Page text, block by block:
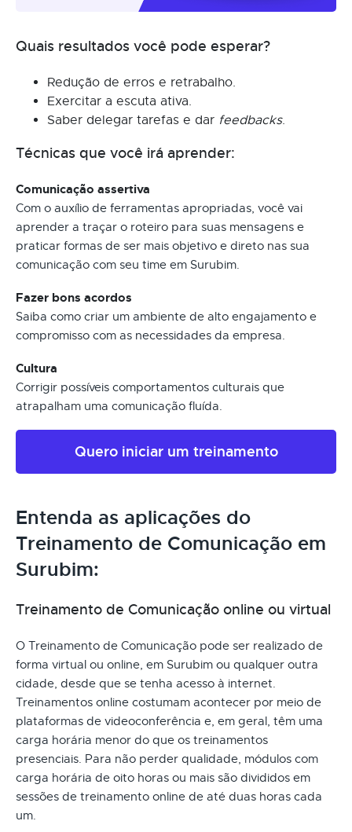
Quais resultados você pode esperar?
Redução de erros e retrabalho.
Exercitar a escuta ativa.
Saber delegar tarefas e dar feedbacks.
Técnicas que você irá aprender:
Comunicação assertiva
Com o auxílio de ferramentas apropriadas, você vai
aprender a traçar o roteiro para suas mensagens e
praticar formas de ser mais objetivo e direto nas sua
comunicação com seu time em Surubim.
Fazer bons acordos
Saiba como criar um ambiente de alto engajamento e
compromisso com as necessidades da empresa.
Cultura
Corrigir possíveis comportamentos culturais que
atrapalham uma comunicação fluída.
Quero iniciar um treinamento
Entenda as aplicações do
Treinamento de Comunicação em
Surubim:
Treinamento de Comunicação online ou virtual
O Treinamento de Comunicação pode ser realizado de
forma virtual ou online, em Surubim ou qualquer outra
cidade, desde que se tenha acesso à internet.
Treinamentos online costumam acontecer por meio de
plataformas de videoconferência e, em geral, têm uma
carga horária menor do que os treinamentos
presenciais. Para não perder qualidade, módulos com
carga horária de oito horas ou mais são divididos em
sessões de treinamento online de até duas horas cada
um.